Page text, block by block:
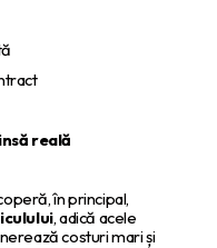
reală
în principal,
, adică acele
costuri mari și